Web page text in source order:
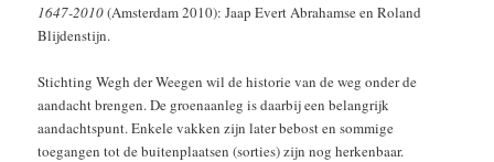
1647-2010(Amsterdam 2010): Jaap Evert Abrahamse en Roland
Blijdenstijn.
Stichting Wegh der Weegen wil de historie van de weg onder de
aandacht brengen. De groenaanleg is daarbij een belangrijk
aandachtspunt. Enkele vakken zijn later bebost en sommige
toegangen tot de buitenplaatsen (sorties) zijn nog herkenbaar.